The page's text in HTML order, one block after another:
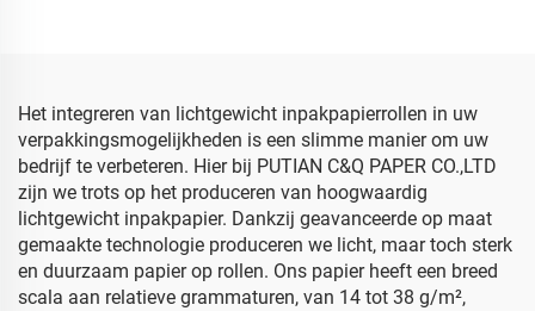
Het integreren van lichtgewicht inpakpapierrollen in uw
verpakkingsmogelijkheden is een slimme manier om uw
bedrijf te verbeteren. Hier bij PUTIAN C&Q PAPER CO.,LTD
zijn we trots op het produceren van hoogwaardig
lichtgewicht inpakpapier. Dankzij geavanceerde op maat
gemaakte technologie produceren we licht, maar toch sterk
en duurzaam papier op rollen. Ons papier heeft een breed
scala aan relatieve grammaturen, van 14 tot 38 g/m²,